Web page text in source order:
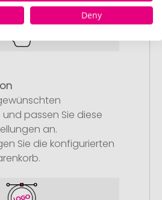
passen Sie diese
an.
Sie die konfigurierten
Deny